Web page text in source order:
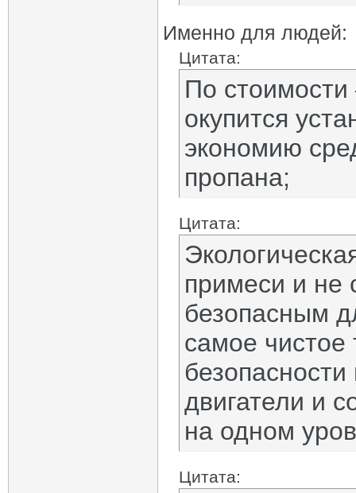
Именно для людей:
Цитата:
По стоимости
окупится
экономию
пропана;
Цитата:
примеси и не
безопасным
самое чистое
двигатели и
на одном
Цитата: